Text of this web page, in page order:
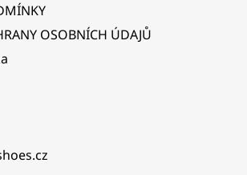
OSOBNÍCH ÚDAJŮ